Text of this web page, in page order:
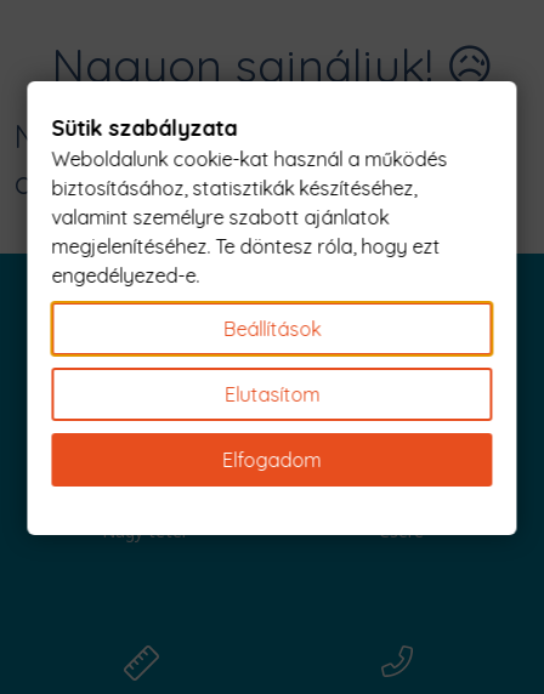
Nagyon sajnáljuk! 😥
Nincs találat erre: "dachshund
origami Férfi Póló"
Iratkozz fel és küldjük is az 1000 Ft értékű kuponod!
Nagy tétel Csere
Sütik szabályzata
Weboldalunk cookie-kat használ a működés
biztosításához, statisztikák készítéséhez,
valamint személyre szabott ajánlatok
megjelenítéséhez. Te döntesz róla, hogy ezt
engedélyezed-e.
Beállítások
Elutasítom
Elfogadom